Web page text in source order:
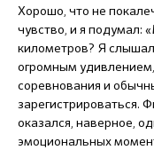
Хорошо, что не
чувство, и я
километров? Я
огромным
соревнования и
зарегистрироваться.
оказался, наверное,
эмоциональных